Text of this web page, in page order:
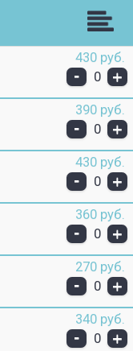
430 руб.
- 0 +
390 руб.
- 0 +
430 руб.
- 0 +
360 руб.
- 0 +
270 руб.
- 0 +
340 руб.
- 0 +